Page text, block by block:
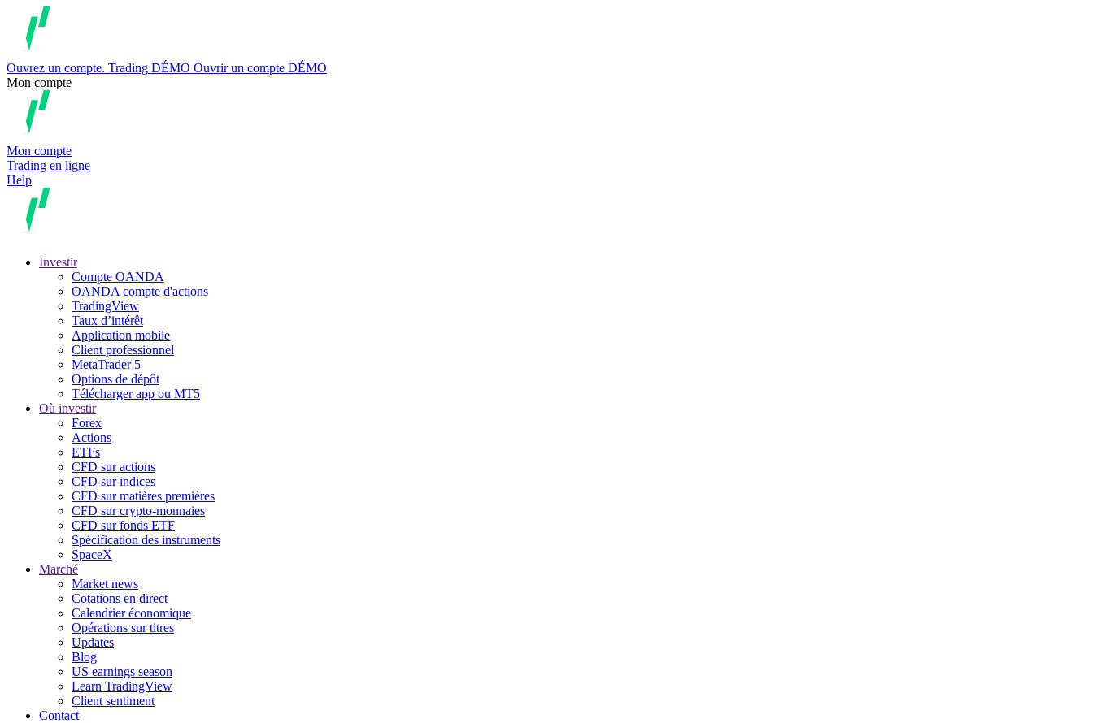
Ouvrez un compte. Trading DÉMO Ouvrir un compte DÉMO
Mon compte
Mon compte
Trading en ligne
Help
Investir
Compte OANDA
OANDA compte d'actions
TradingView
Taux d’intérêt
Application mobile
Client professionnel
MetaTrader 5
Options de dépôt
Télécharger app ou MT5
Où investir
Forex
Actions
ETFs
CFD sur actions
CFD sur indices
CFD sur matières premières
CFD sur crypto-monnaies
CFD sur fonds ETF
Spécification des instruments
SpaceX
Marché
Market news
Cotations en direct
Calendrier économique
Opérations sur titres
Updates
Blog
US earnings season
Learn TradingView
Client sentiment
Contact